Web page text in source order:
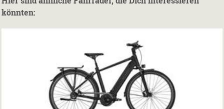
könnten: